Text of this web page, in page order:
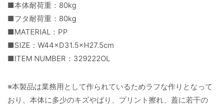
■本体耐荷重：80kg
■フタ耐荷重：80kg
■MATERIAL：PP
■SIZE：W44×D31.5×H27.5cm
■ITEM NUMBER：329222OL
※本製品は業務用として作られているためラフな作りとなって
おり、本体に多少のキズやばり、プリント擦れ、蓋に若干の